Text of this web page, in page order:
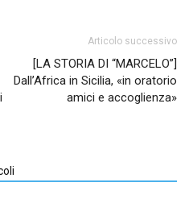
Articolo successivo
[LA STORIA DI “MARCELO”]
Dall’Africa in Sicilia, «in oratorio
amici e accoglienza»